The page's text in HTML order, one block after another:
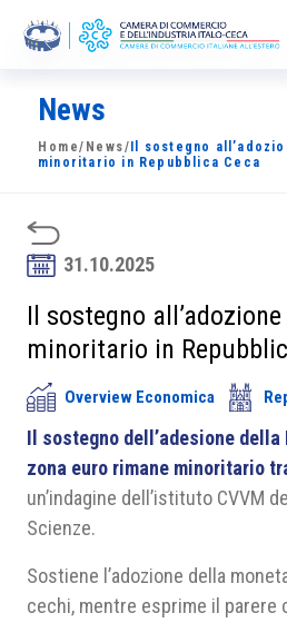
La Camera
News
Sviluppo Mercato
Soci
Partner
Progetti
Area riservata
News
Home/ News/ Il sostegno
minoritario in Repubblica Ceca
31.10.2025
Il sostegno
minoritario in
Overview Economica
Il sostegno dell’adesione
zona euro rimane minoritario
un’indagine dell’istituto CVVM
Scienze.
Sostiene l’adozione della
cechi, mentre esprime il parere